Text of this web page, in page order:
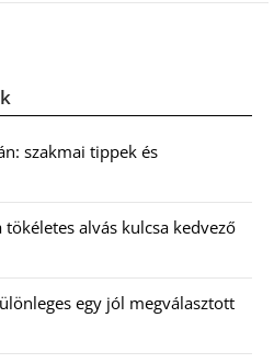
szakmai tippek és
alvás kulcsa kedvező
egy jól megválasztott